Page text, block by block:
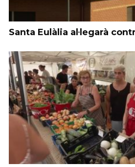
Santa Eulàlia al·legarà